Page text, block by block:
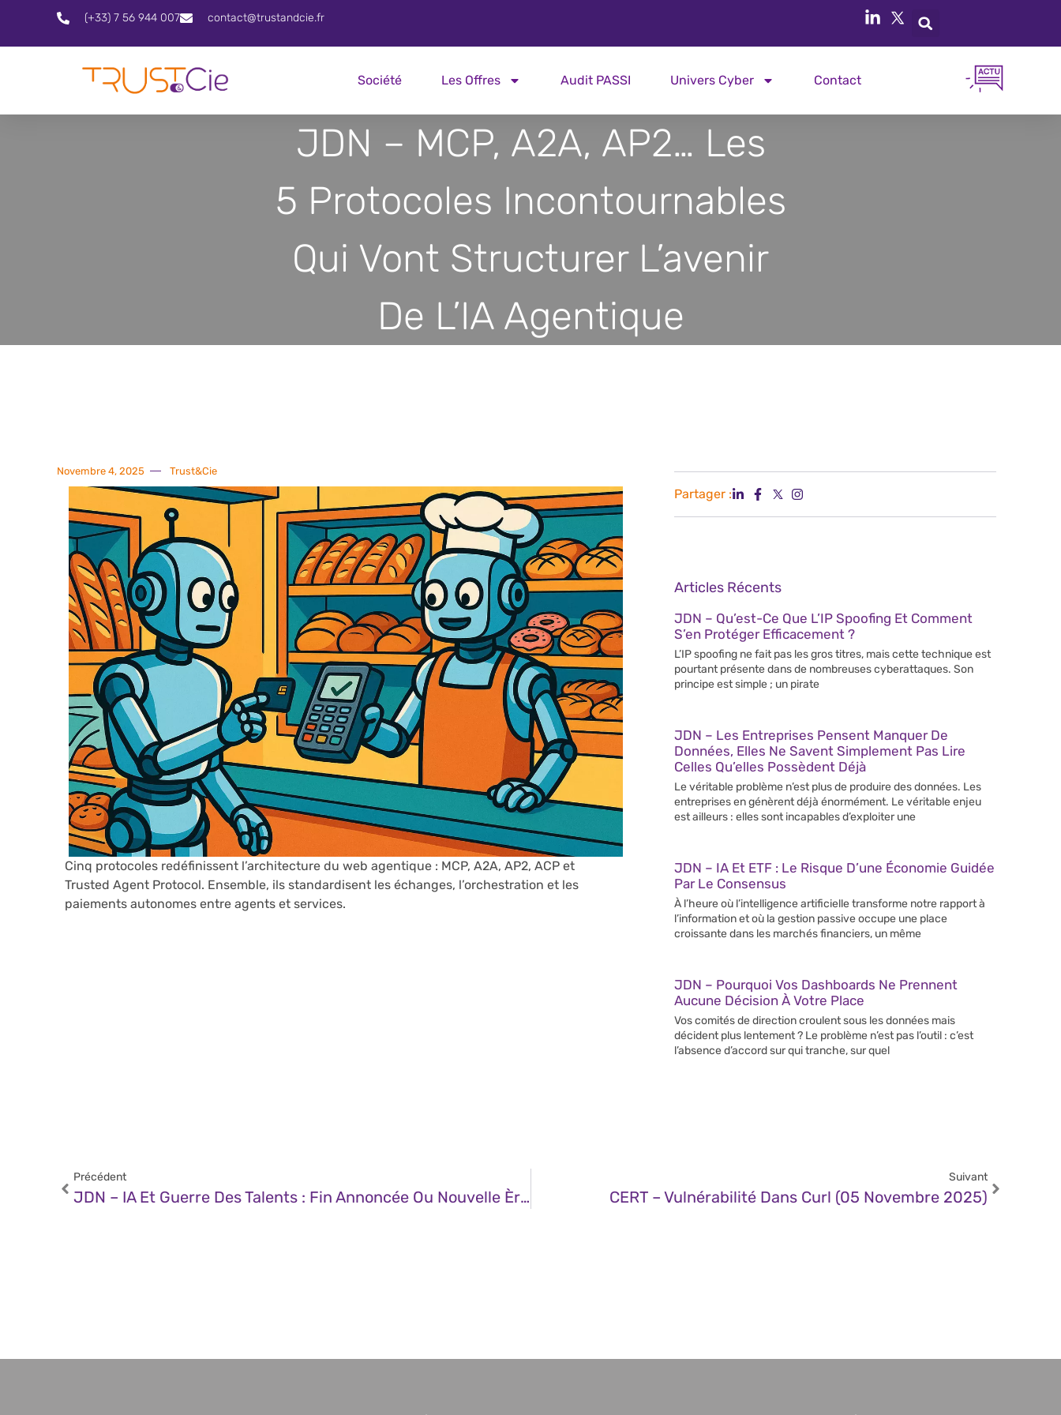
(+33) 7 56 944 007 contact@trustandcie.fr
Société Les Offres Audit PASSI Univers Cyber Contact
JDN – MCP, A2A, AP2… Les
5 Protocoles Incontournables
Qui Vont Structurer L’avenir
De L’IA Agentique
Novembre 4, 2025 Trust&Cie
Cinq protocoles redéfinissent l’architecture du web agentique : MCP, A2A, AP2, ACP et
Trusted Agent Protocol. Ensemble, ils standardisent les échanges, l’orchestration et les
paiements autonomes entre agents et services.
Partager :
Articles Récents
JDN – Qu’est-Ce Que L’IP Spoofing Et Comment
S’en Protéger Efficacement ?
L’IP spoofing ne fait pas les gros titres, mais cette technique est
pourtant présente dans de nombreuses cyberattaques. Son
principe est simple ; un pirate
JDN – Les Entreprises Pensent Manquer De
Données, Elles Ne Savent Simplement Pas Lire
Celles Qu’elles Possèdent Déjà
Le véritable problème n’est plus de produire des données. Les
entreprises en génèrent déjà énormément. Le véritable enjeu
est ailleurs : elles sont incapables d’exploiter une
JDN – IA Et ETF : Le Risque D’une Économie Guidée
Par Le Consensus
À l’heure où l’intelligence artificielle transforme notre rapport à
l’information et où la gestion passive occupe une place
croissante dans les marchés financiers, un même
JDN – Pourquoi Vos Dashboards Ne Prennent
Aucune Décision À Votre Place
Vos comités de direction croulent sous les données mais
décident plus lentement ? Le problème n’est pas l’outil : c’est
l’absence d’accord sur qui tranche, sur quel
Précédent
JDN – IA Et Guerre Des Talents : Fin Annoncée Ou Nouvelle Ère Des Compétences ?
Suivant
CERT – Vulnérabilité Dans Curl (05 Novembre 2025)